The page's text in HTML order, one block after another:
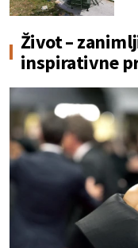
Život –
inspirativne